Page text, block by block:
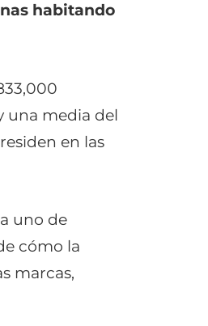
habitando
una media del
en las
uno de
cómo la
marcas,